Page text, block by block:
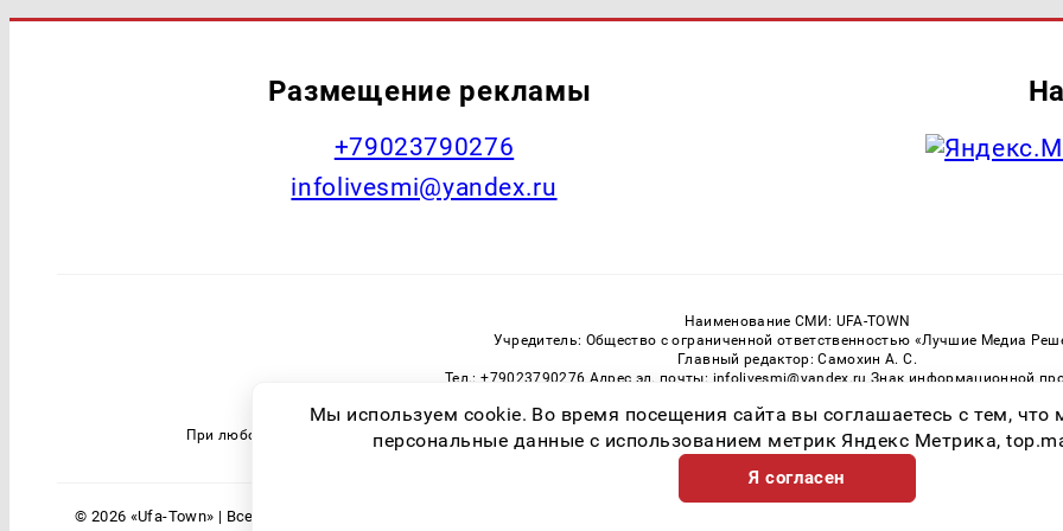
Размещение рекламы
+79023790276
infolivesmi@yandex.ru
Наименование СМИ: UFA-TOWN
Учредитель: Общество с ограниченной ответственностью «Лучшие Медиа
Главный редактор: Самохин А. С.
Тел.: +79023790276 Адрес эл. почты: infolivesmi@yandex.ru Знак информационной
Регистрационный номер СМИ ЭЛ № ФС 77 — 81149 от 02.06.2021
При любом использовании материалов прямая ссылка на Ufa-Town.Ru обязательна. Цитирование в Интернете
© 2026 «Ufa-Town» | Все права защищены
Мы используем cookie. Во время посещения сайта вы соглашаетесь с тем,
персональные данные с использованием метрик Яндекс Метрика,
Я согласен